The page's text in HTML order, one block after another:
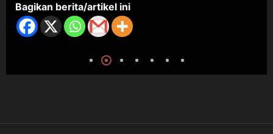
Bagikan berita/artikel ini